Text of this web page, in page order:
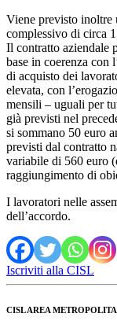
Viene previsto inoltre
complessivo di circa
Il contratto aziendale
base in coerenza con
di acquisto dei
elevata, con
mensili – uguali per
già previsti nel
si sommano 50 euro
previsti dal contratto
variabile di 560 euro
raggiungimento di
I lavoratori nelle
dell’accordo.
Iscriviti alla CISL
CISL AREA